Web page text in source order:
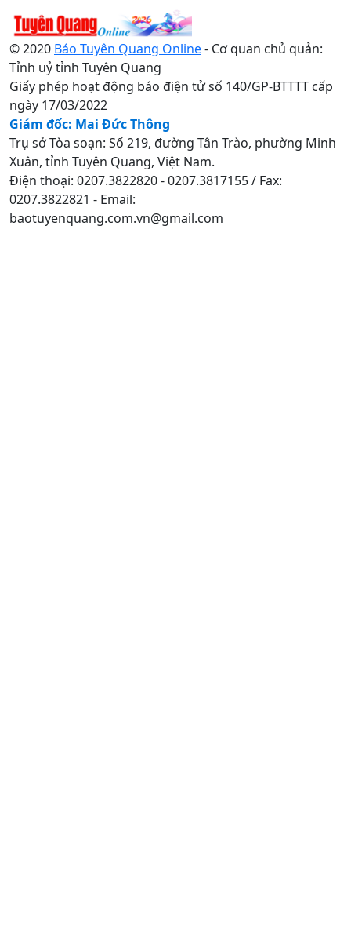
© 2020 Báo Tuyên Quang Online- Cơ quan chủ quản:
Tỉnh uỷ tỉnh Tuyên Quang
Giấy phép hoạt động báo điện tử số 140/GP-BTTTT cấp
ngày 17/03/2022
Giám đốc: Mai Đức Thông
Trụ sở Tòa soạn: Số 219, đường Tân Trào, phường Minh
Xuân, tỉnh Tuyên Quang, Việt Nam.
Điện thoại: 0207.3822820 - 0207.3817155 / Fax:
0207.3822821 - Email:
baotuyenquang.com.vn@gmail.com